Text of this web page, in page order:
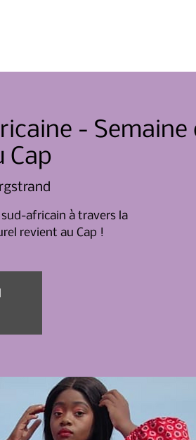
- Semaine
Cap
africain à travers la
revient au Cap !